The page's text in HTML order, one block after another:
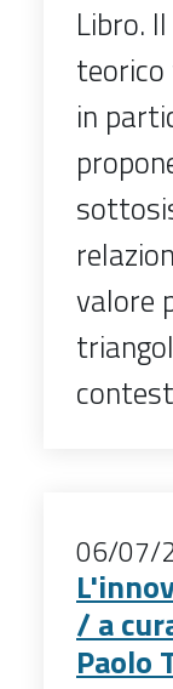
Libro.
in
valore
06/07/
/ a
Paolo